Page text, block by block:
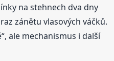
na stehnech dva dny
zánětu vlasových váčků.
ale mechanismus i další